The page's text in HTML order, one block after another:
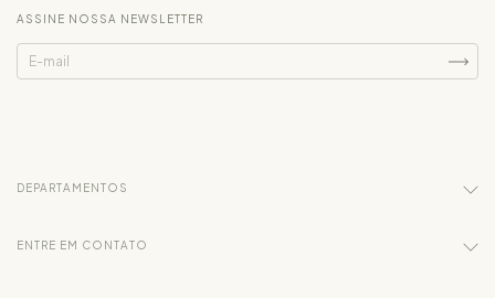
ASSINE NOSSA NEWSLETTER
DEPARTAMENTOS
ENTRE EM CONTATO